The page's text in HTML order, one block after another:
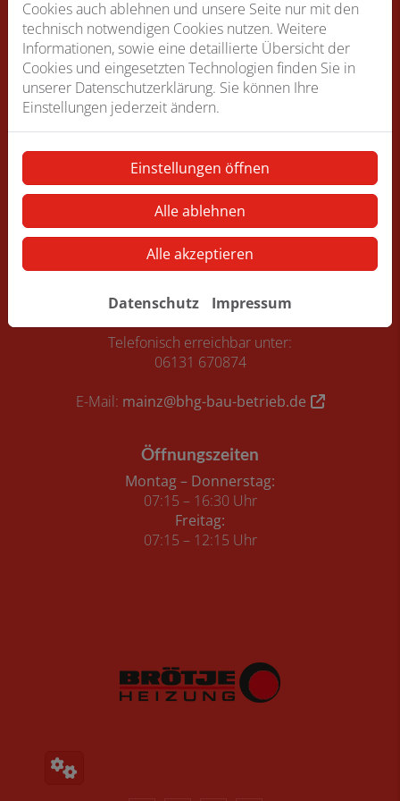
Cookie-Consent-Tool öffnen
Footer - Kontaktdaten und Öffnungszeiten
Kontakt
BHG Bau-Betriebs GmbH
55122 Mainz
Telefonisch erreichbar unter:
06131 670874
E-Mail: mainz@bhg-bau-betrieb.de
Öffnungszeiten
Montag – Donnerstag:
07:15 – 16:30 Uhr
Freitag:
07:15 – 12:15 Uhr
Cookies auch ablehnen und unsere Seite nur mit den
technisch notwendigen Cookies nutzen. Weitere
Informationen, sowie eine detaillierte Übersicht der
Cookies und eingesetzten Technologien finden Sie in
unserer Datenschutzerklärung. Sie können Ihre
Einstellungen jederzeit ändern.
Einstellungen öffnen
Alle ablehnen
Alle akzeptieren
Datenschutz Impressum